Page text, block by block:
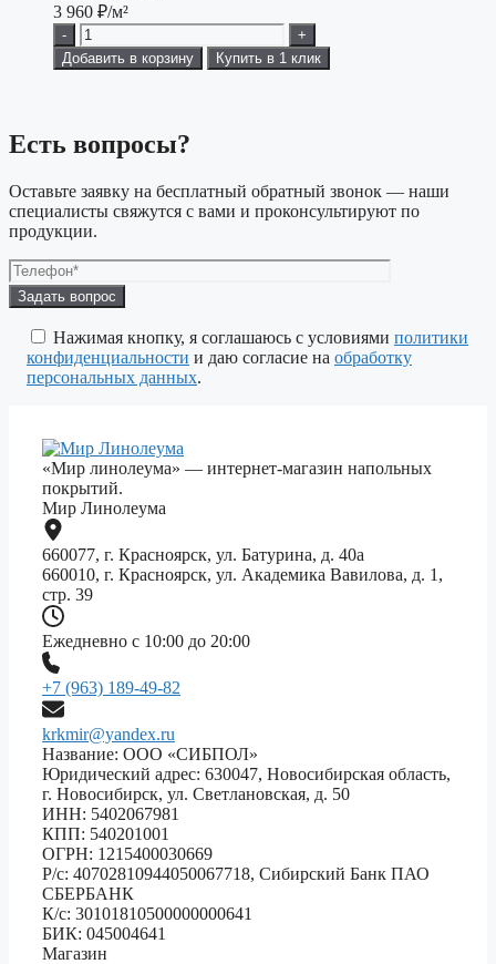
3 960 ₽/м²
-
+
Добавить в корзину
Купить в 1 клик
Есть вопросы?
Оставьте заявку на бесплатный обратный звонок — наши
специалисты свяжутся с вами и проконсультируют по
продукции.
Оставьте
это
поле
пустым.
Нажимая кнопку, я соглашаюсь с условиями политики
конфиденциальности и даю согласие на обработку
персональных данных.
«Мир линолеума» — интернет-магазин напольных
покрытий.
Мир Линолеума
660077, г. Красноярск, ул. Батурина, д. 40а
660010, г. Красноярск, ул. Академика Вавилова, д. 1,
стр. 39
Ежедневно с 10:00 до 20:00
+7 (963) 189-49-82
krkmir@yandex.ru
Название: ООО «СИБПОЛ»
Юридический адрес: 630047, Новосибирская область,
г. Новосибирск, ул. Светлановская, д. 50
ИНН: 5402067981
КПП: 540201001
ОГРН: 1215400030669
Р/с: 40702810944050067718, Сибирский Банк ПАО
СБЕРБАНК
К/с: 30101810500000000641
БИК: 045004641
Магазин